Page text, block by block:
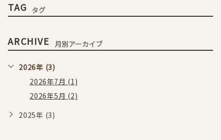
TAG タグ
ARCHIVE 月別アーカイブ
2026年 (3)
2026年7月 (1)
2026年5月 (2)
2025年 (3)